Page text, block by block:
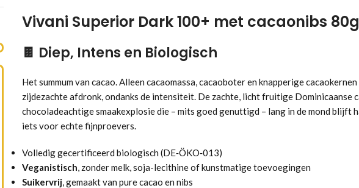
Vivani Superior Dark 100+ met cacaonibs 80g
🍫 Diep, Intens en Biologisch
Het summum van cacao. Alleen cacaomassa, cacaoboter en knapperige
zijdezachte afdronk, ondanks de intensiteit. De zachte, licht fruitige
chocoladeachtige smaakexplosie die – mits goed genuttigd – lang in de mond blijft
iets voor echte fijnproevers.
Volledig gecertificeerd biologisch (DE‑ÖKO‑013)
Veganistisch, zonder melk, soja-lecithine of kunstmatige toevoegingen
Suikervrij, gemaakt van pure cacao en nibs